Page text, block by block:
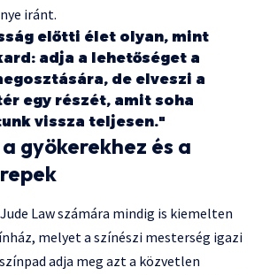
iránt.
előtti élet olyan, mint
adja a lehetőséget a
de elveszi a
egy részét, amit soha
vissza teljesen."
gyökerekhez és a
Law számára mindig is kiemelten
melyet a színészi mesterség igazi
adja meg azt a közvetlen